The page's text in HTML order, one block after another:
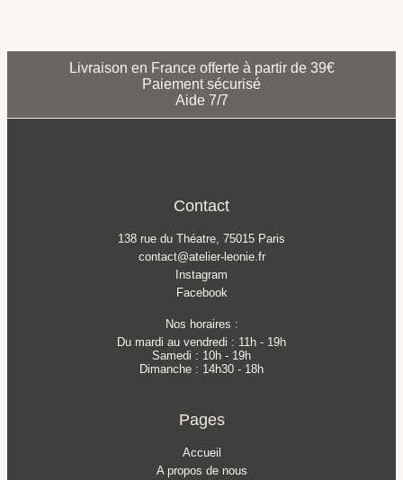
Livraison en France offerte à partir de 39€
Paiement sécurisé
Aide 7/7
Contact
138 rue du Théatre, 75015 Paris
contact@atelier-leonie.fr
Instagram
Facebook
Nos horaires :
Du mardi au vendredi : 11h - 19h
Samedi : 10h - 19h
Dimanche : 14h30 - 18h
Pages
Accueil
A propos de nous